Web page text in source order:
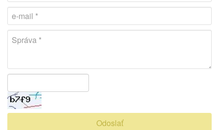
Odoslať